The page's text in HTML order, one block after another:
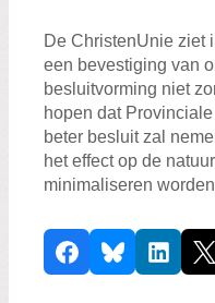
De ChristenUnie ziet
een bevestiging van
besluitvorming niet
hopen dat
beter besluit zal
het effect op de
minimaliseren
D
e
FacebookBlueskyLinkedIn
X